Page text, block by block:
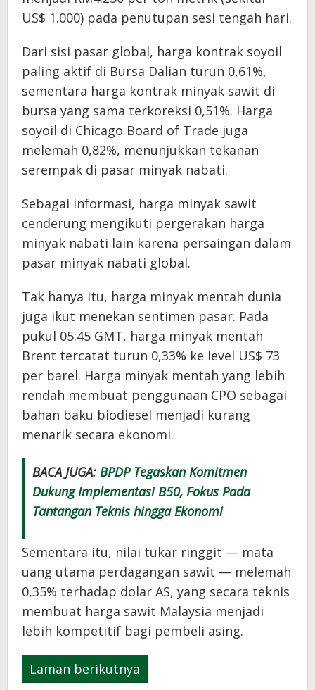
US$ 1.000) pada penutupan sesi tengah hari.
Dari sisi pasar global, harga kontrak soyoil
paling aktif di Bursa Dalian turun 0,61%,
sementara harga kontrak minyak sawit di
bursa yang sama terkoreksi 0,51%. Harga
soyoil di Chicago Board of Trade juga
melemah 0,82%, menunjukkan tekanan
serempak di pasar minyak nabati.
Sebagai informasi, harga minyak sawit
cenderung mengikuti pergerakan harga
minyak nabati lain karena persaingan dalam
pasar minyak nabati global.
Tak hanya itu, harga minyak mentah dunia
juga ikut menekan sentimen pasar. Pada
pukul 05:45 GMT, harga minyak mentah
Brent tercatat turun 0,33% ke level US$ 73
per barel. Harga minyak mentah yang lebih
rendah membuat penggunaan CPO sebagai
bahan baku biodiesel menjadi kurang
menarik secara ekonomi.
BACA JUGA: BPDP Tegaskan Komitmen
Dukung Implementasi B50, Fokus Pada
Tantangan Teknis hingga Ekonomi
Sementara itu, nilai tukar ringgit — mata
uang utama perdagangan sawit — melemah
0,35% terhadap dolar AS, yang secara teknis
membuat harga sawit Malaysia menjadi
lebih kompetitif bagi pembeli asing.
Laman berikutnya